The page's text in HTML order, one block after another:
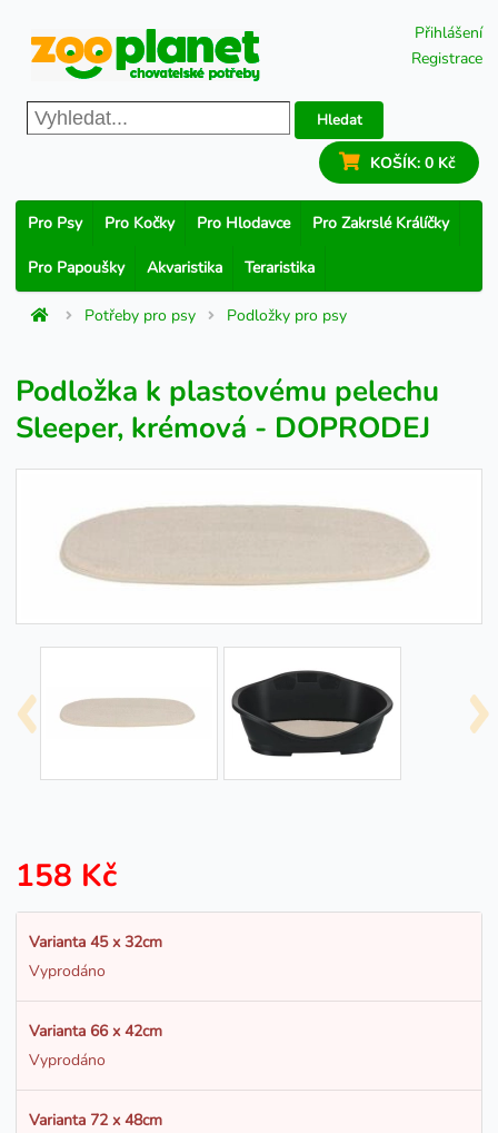
Přihlášení
Registrace
Hledat
KOŠÍK: 0 Kč
Pro Psy Pro Kočky Pro Hlodavce Pro Zakrslé Králíčky
Pro Papoušky Akvaristika Teraristika
Potřeby pro psy Podložky pro psy
Podložka k plastovému pelechu
Sleeper, krémová - DOPRODEJ
158 Kč
Varianta 45 x 32cm
Vyprodáno
Varianta 66 x 42cm
Vyprodáno
Varianta 72 x 48cm